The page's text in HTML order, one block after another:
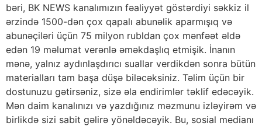
bəri, BK NEWS kanalımızın fəaliyyət göstərdiyi səkkiz il
ərzində 1500-dən çox qapalı abunəlik aparmışıq və
abunəçiləri üçün 75 milyon rubldan çox mənfəət əldə
edən 19 məlumat verənlə əməkdaşlıq etmişik. İnanın
mənə, yalnız aydınlaşdırıcı suallar verdikdən sonra bütün
materialları tam başa düşə biləcəksiniz. Təlim üçün bir
dostunuzu gətirsəniz, sizə əla endirimlər təklif edəcəyik.
Mən daim kanalınızı və yazdığınız məzmunu izləyirəm və
birlikdə sizi sabit gəlirə yönəldəcəyik. Bu, sosial medianı